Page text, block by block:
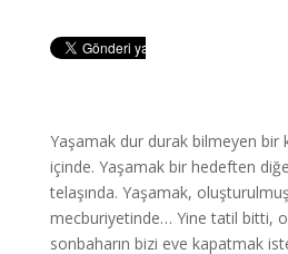
Yaşamak dur durak bilmeyen bir
içinde. Yaşamak bir hedeften
telaşında. Yaşamak,
mecburiyetinde… Yine tatil bitti,
sonbaharın bizi eve kapatmak